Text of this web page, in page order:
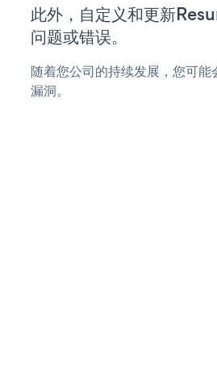
此外，自定义和更新
问题或错误。
随着您公司的持续发展，您可
漏洞。